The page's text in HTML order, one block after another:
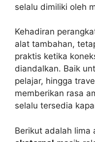
selalu dimiliki oleh
Kehadiran
alat tambahan,
praktis ketika
diandalkan. Baik
pelajar, hingga
memberikan rasa
selalu tersedia
Berikut adalah lima